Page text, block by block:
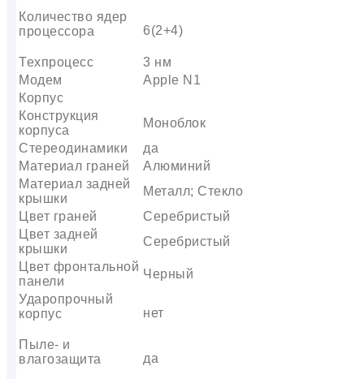
Количество ядер
процессора
6(2+4)
Техпроцесс
3 нм
Модем
Apple N1
Корпус
Конструкция
корпуса
Моноблок
Стереодинамики
да
Материал граней
Алюминий
Материал задней
крышки
Металл; Стекло
Цвет граней
Серебристый
Цвет задней
крышки
Серебристый
Цвет фронтальной
панели
Черный
Ударопрочный
корпус
нет
Пыле- и
влагозащита
да